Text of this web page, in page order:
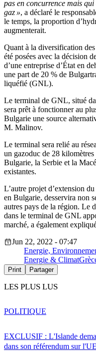
pas en concurrence mais
gaz », a déclaré le
le temps, la proportion
augmenterait.
Quant à la diversification
été posées avec la décision
d’une entreprise d’État en
une part de 20 % de
liquéfié (GNL).
Le terminal de GNL, situé
sera prêt à fonctionner au
Bulgarie une source
M. Malinov.
Le terminal sera relié au
un gazoduc de 28
Bulgarie, la Serbie et la
existantes.
L’autre projet d’extension
en Bulgarie, desservira non
autres pays de la région. Le
dans le terminal de GNL
marché, a également
Jun 22, 2022 - 07:47
Energie,
Energie & Climat
Print Partager
LES PLUS LUS
EXCLUSIF : L'Islande
dans son référendum sur l'UE
POLITIQUE